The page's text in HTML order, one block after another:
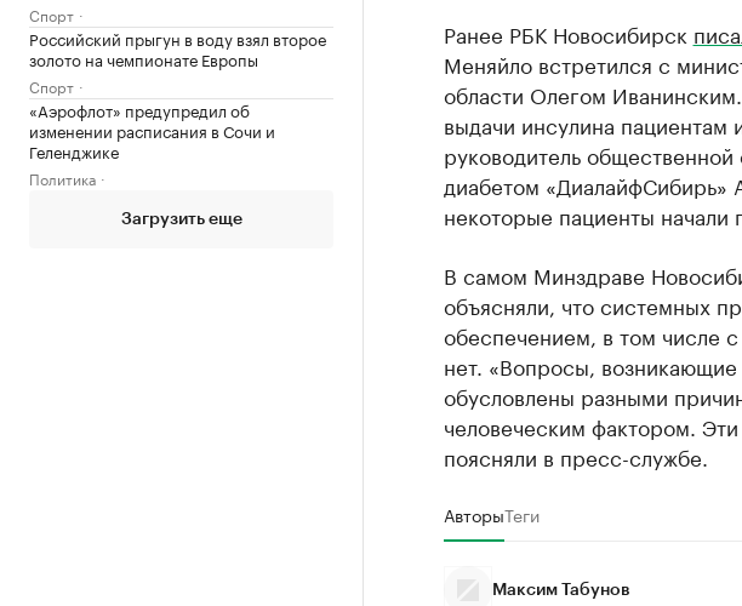
Спорт
Российский прыгун в воду взял второе
золото на чемпионате Европы
Спорт
«Аэрофлот» предупредил об
изменении расписания в Сочи и
Геленджике
Политика
Загрузить еще
Ранее РБК Новосибирск
Меняйло встретился с
области Олегом
выдачи инсулина пациентам
руководитель
диабетом «ДиалайфСибирь»
некоторые пациенты начали
В самом Минздраве
объясняли, что системных
обеспечением, в том числе
нет. «Вопросы,
обусловлены разными
человеческим фактором.
поясняли в пресс-службе.
АвторыТеги
Максим Табунов